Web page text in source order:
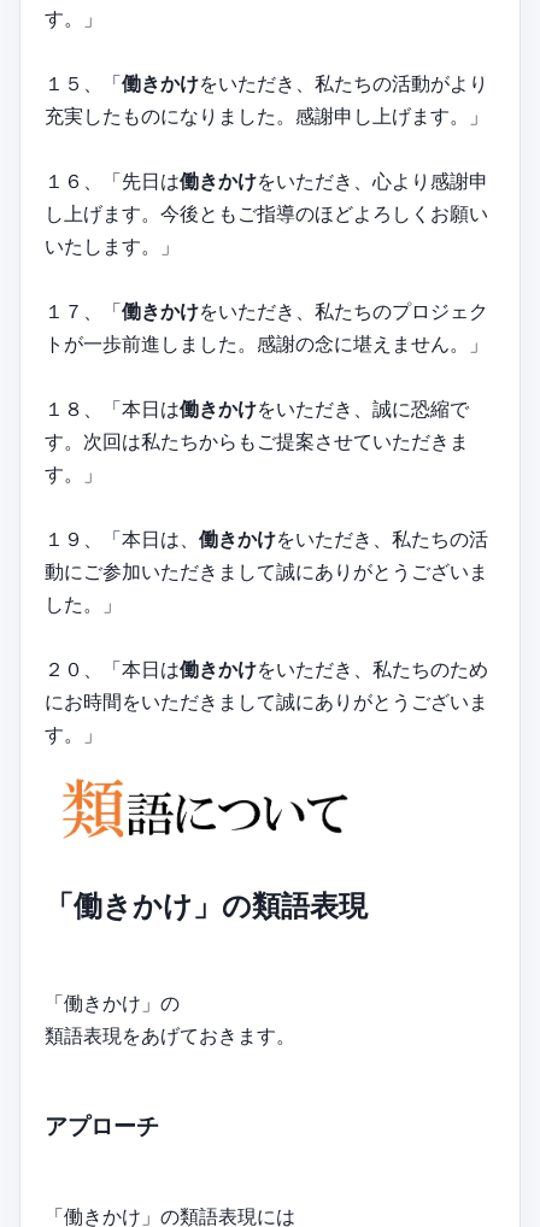
す。」
１５、「働きかけをいただき、私たちの活動がより
充実したものになりました。感謝申し上げます。」
１６、「先日は働きかけをいただき、心より感謝申
し上げます。今後ともご指導のほどよろしくお願い
いたします。」
１７、「働きかけをいただき、私たちのプロジェク
トが一歩前進しました。感謝の念に堪えません。」
１８、「本日は働きかけをいただき、誠に恐縮で
す。次回は私たちからもご提案させていただきま
す。」
１９、「本日は、 働きかけをいただき、私たちの活
動にご参加いただきまして誠にありがとうございま
した。」
２０、「本日は働きかけをいただき、私たちのため
にお時間をいただきまして誠にありがとうございま
す。」
「働きかけ」の類語表現
「働きかけ」の
類語表現をあげておきます。
アプローチ
「働きかけ」の類語表現には